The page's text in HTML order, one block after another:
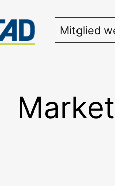
Mitglied